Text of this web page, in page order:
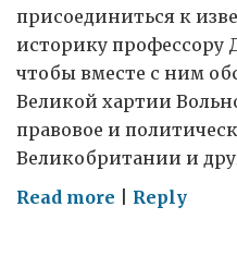
присоединиться к
историку профессору
чтобы вместе с ним
Великой хартии
правовое и
Великобритании и
Read more onReply